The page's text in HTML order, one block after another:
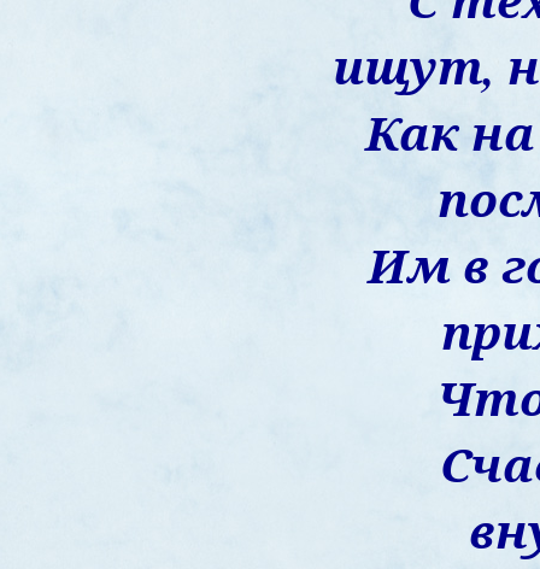
ищут,
Как
Им в